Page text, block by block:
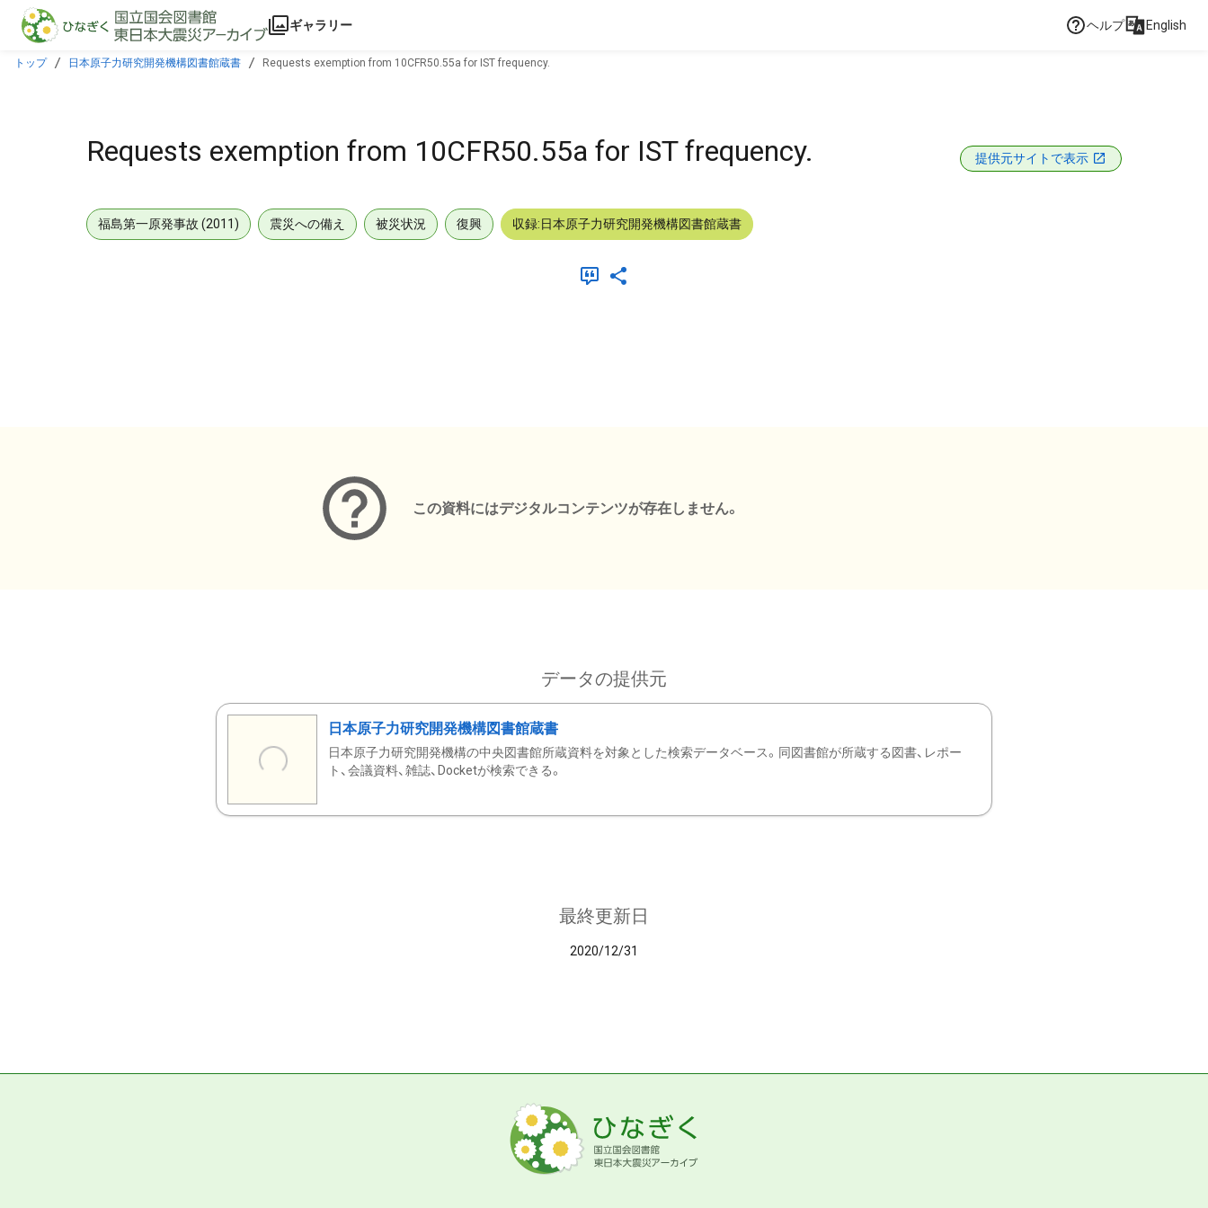
本文に飛ぶ
ギャラリー ヘルプ English
トップ 日本原子力研究開発機構図書館蔵書 Requests exemption from 10CFR50.55a for IST frequency.
Requests exemption from 10CFR50.55a for IST frequency. 提供元サイトで表示
福島第一原発事故 (2011) 震災への備え 被災状況 復興 収録:日本原子力研究開発機構図書館蔵書
この資料にはデジタルコンテンツが存在しません。
データの提供元
日本原子力研究開発機構図書館蔵書
日本原子力研究開発機構の中央図書館所蔵資料を対象とした検索データベース。同図書館が所蔵する図書、レポー
ト、会議資料、雑誌、Docketが検索できる。
最終更新日
2020/12/31